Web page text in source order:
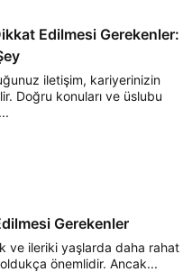
Edilmesi Gerekenler:
iletişim, kariyerinizin
Doğru konuları ve üslubu
Gerekenler
ve ileriki yaşlarda daha rahat
önemlidir. Ancak...